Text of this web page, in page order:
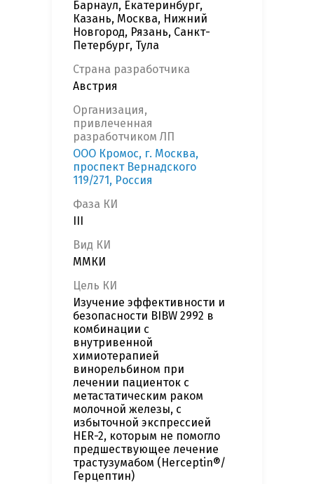
Барнаул, Екатеринбург,
Казань, Москва, Нижний
Новгород, Рязань, Санкт-
Петербург, Тула
Страна разработчика
Австрия
Организация,
привлеченная
разработчиком ЛП
ООО Кромос, г. Москва,
проспект Вернадского
119/271, Россия
Фаза КИ
Вид КИ
ММКИ
Цель КИ
Изучение эффективности и
безопасности BIBW 2992 в
комбинации с
внутривенной
химиотерапией
винорельбином при
лечении пациенток с
метастатическим раком
молочной железы, с
избыточной экспрессией
HER-2, которым не помогло
предшествующее лечение
трастузумабом (Herceptin®/
Герцептин)